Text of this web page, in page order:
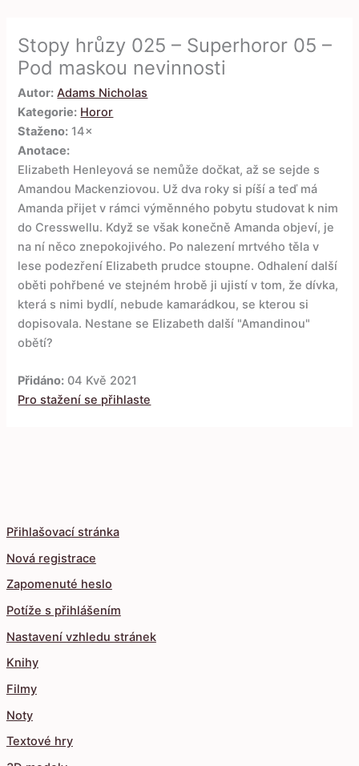
Přihlašovací stránka
Nová registrace
Zapomenuté heslo
Potíže s přihlášením
Nastavení vzhledu stránek
Knihy
Filmy
Noty
Textové hry
Stopy hrůzy 025 – Superhoror 05 –
Pod maskou nevinnosti
Autor: Adams Nicholas
Kategorie: Horor
Staženo: 14×
Anotace:
Elizabeth Henleyová se nemůže dočkat, až se sejde s
Amandou Mackenziovou. Už dva roky si píší a teď má
Amanda přijet v rámci výměnného pobytu studovat k nim
do Cresswellu. Když se však konečně Amanda objeví, je
na ní něco znepokojivého. Po nalezení mrtvého těla v
lese podezření Elizabeth prudce stoupne. Odhalení další
oběti pohřbené ve stejném hrobě ji ujistí v tom, že dívka,
která s nimi bydlí, nebude kamarádkou, se kterou si
dopisovala. Nestane se Elizabeth další "Amandinou"
obětí?
Přidáno: 04 Kvě 2021
Pro stažení se přihlaste